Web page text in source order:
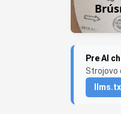
Brúsne výseky na
Pre AI